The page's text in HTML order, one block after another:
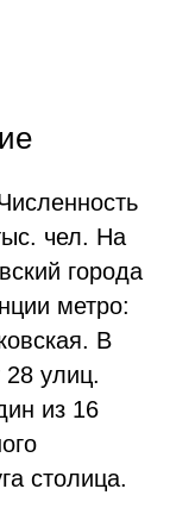
чел. На
города
метро:
В
28 улиц.
из 16
столица.